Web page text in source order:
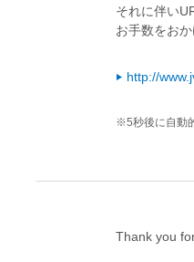
それに伴い
お手数をお
http://
※5秒後に自動
Thank you